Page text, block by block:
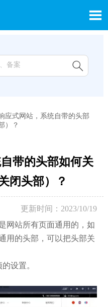


应式网站，系统自带的头部
）？
带的头部如何关
闭头部）？
更新时间：2023/10/19
网站所有页面通用的，如
用的头部，可以把头部关
设置。